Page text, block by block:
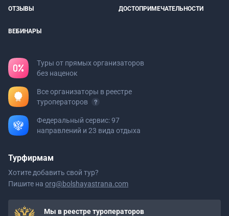
ОТЗЫВЫ ДОСТОПРИМЕЧАТЕЛЬНОСТИ
ВЕБИНАРЫ
Туры от прямых организаторов
без наценок
Все организаторы в реестре
туроператоров
Федеральный сервис: 97
направлений и 23 вида отдыха
Турфирмам
Хотите добавить свой тур?
Пишите на org@bolshayastrana.com
Мы в реестре туроператоров